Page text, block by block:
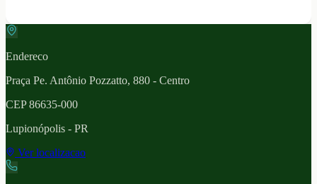
Endereco
Praça Pe. Antônio Pozzatto, 880 - Centro
CEP86635-000
Lupionópolis - PR
Ver localizacao